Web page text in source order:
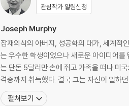
관심작가 알림신청
Joseph Murphy
잠재의식의 아버지, 성공학의 대가, 세계적
는 우수한 학생이었으나 새로운 아이디어
는 단돈 5달러만 손에 쥐고 가족을 떠나 미
격증까지 취득했다. 결국 그는 자신이 일하
펼쳐보기